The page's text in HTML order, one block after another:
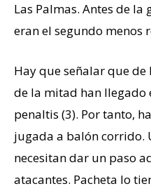
Las Palmas. Antes de
eran el segundo menos
Hay que señalar que de
de la mitad han llegado
penaltis (3). Por tanto,
jugada a balón corrido.
necesitan dar un paso
atacantes. Pacheta lo